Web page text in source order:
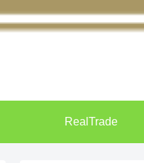
RealTrade